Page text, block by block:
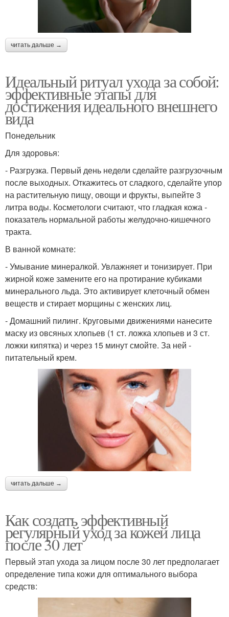
читать дальше →
Идеальный ритуал ухода за собой:
эффективные этапы для
достижения идеального внешнего
вида
Понедельник
Для здоровья:
- Разгрузка. Первый день недели сделайте разгрузочным
после выходных. Откажитесь от сладкого, сделайте упор
на растительную пищу, овощи и фрукты, выпейте 3
литра воды. Косметологи считают, что гладкая кожа -
показатель нормальной работы желудочно-кишечного
тракта.
В ванной комнате:
- Умывание минералкой. Увлажняет и тонизирует. При
жирной коже замените его на протирание кубиками
минерального льда. Это активирует клеточный обмен
веществ и стирает морщины с женских лиц.
- Домашний пилинг. Круговыми движениями нанесите
маску из овсяных хлопьев (1 ст. ложка хлопьев и 3 ст.
ложки кипятка) и через 15 минут смойте. За ней -
питательный крем.
читать дальше →
Как создать эффективный
регулярный уход за кожей лица
после 30 лет
Первый этап ухода за лицом после 30 лет предполагает
определение типа кожи для оптимального выбора
средств: